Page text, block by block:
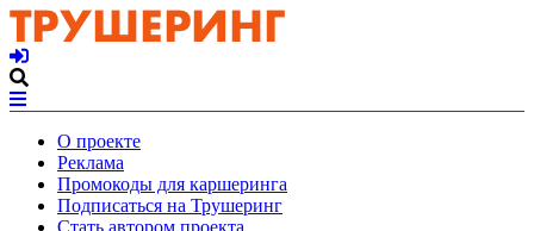
О проекте
Реклама
Промокоды для каршеринга
Подписаться на Трушеринг
Стать автором проекта